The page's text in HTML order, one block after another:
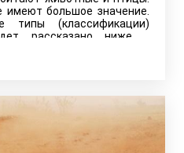
имеют большое значение.
типы (классификации)
рассказано ниже.